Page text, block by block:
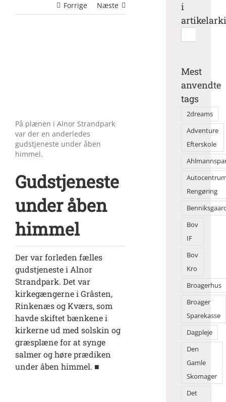
Forrige Næste
På plænen i Alnor Strandpark
var der en anderledes
gudstjeneste under åben
himmel.
Gudstjeneste
under åben
himmel
Der var forleden fælles
gudstjeneste i Alnor
Strandpark. Det var
kirkegængerne i Gråsten,
Rinkenæs og Kværs, som
havde skiftet bænkene i
kirkerne ud med solskin og
græsplæne for at synge
salmer og høre prædiken
under åben himmel. ■
i
efter:
Mest
anvendte
tags
2dreams
Adventure
Efterskole
Rengøring
Bov
IF
Bov
Kro
Broagerhus
Broager
Sparekasse
Dagpleje
Den
Gamle
Skomager
Det